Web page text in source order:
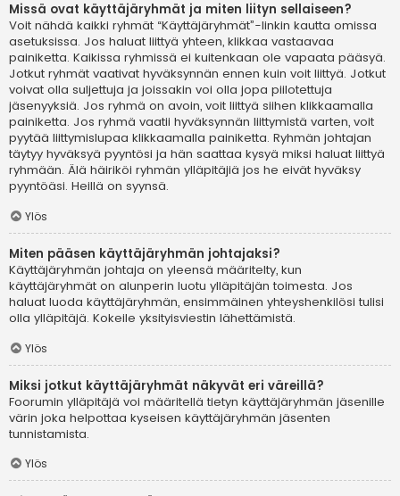
Missä ovat käyttäjäryhmät ja miten liityn sellaiseen?
Voit nähdä kaikki ryhmät “Käyttäjäryhmät”-linkin kautta omissa
asetuksissa. Jos haluat liittyä yhteen, klikkaa vastaavaa
painiketta. Kaikissa ryhmissä ei kuitenkaan ole vapaata pääsyä.
Jotkut ryhmät vaativat hyväksynnän ennen kuin voit liittyä. Jotkut
voivat olla suljettuja ja joissakin voi olla jopa piilotettuja
jäsenyyksiä. Jos ryhmä on avoin, voit liittyä siihen klikkaamalla
painiketta. Jos ryhmä vaatii hyväksynnän liittymistä varten, voit
pyytää liittymislupaa klikkaamalla painiketta. Ryhmän johtajan
täytyy hyväksyä pyyntösi ja hän saattaa kysyä miksi haluat liittyä
ryhmään. Älä häiriköi ryhmän ylläpitäjiä jos he eivät hyväksy
pyyntöäsi. Heillä on syynsä.
Ylös
Miten pääsen käyttäjäryhmän johtajaksi?
Käyttäjäryhmän johtaja on yleensä määritelty, kun
käyttäjäryhmät on alunperin luotu ylläpitäjän toimesta. Jos
haluat luoda käyttäjäryhmän, ensimmäinen yhteyshenkilösi tulisi
olla ylläpitäjä. Kokeile yksityisviestin lähettämistä.
Ylös
Miksi jotkut käyttäjäryhmät näkyvät eri väreillä?
Foorumin ylläpitäjä voi määritellä tietyn käyttäjäryhmän jäsenille
värin joka helpottaa kyseisen käyttäjäryhmän jäsenten
tunnistamista.
Ylös